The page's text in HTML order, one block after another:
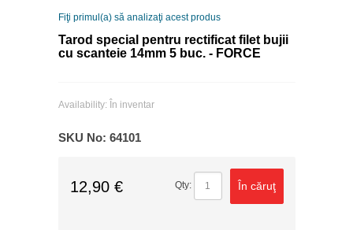
Fiţi primul(a) să analizaţi acest produs
Tarod special pentru rectificat filet bujii
cu scanteie 14mm 5 buc. - FORCE
Availability: În inventar
SKU No: 64101
12,90 € Qty: În căruţ